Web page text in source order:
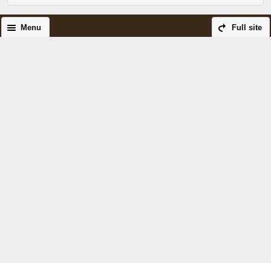
Full site
Menu